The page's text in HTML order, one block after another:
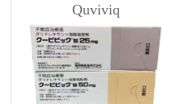
Quviviq